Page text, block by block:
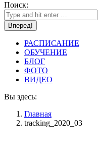
Поиск:
РАСПИСАНИЕ
ОБУЧЕНИЕ
БЛОГ
ФОТО
ВИДЕО
Вы здесь:
Главная
tracking_2020_03